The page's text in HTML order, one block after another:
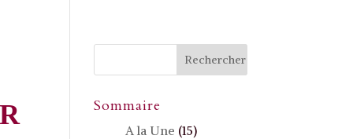
Sommaire
A la Une (15)